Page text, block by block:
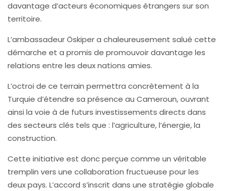
davantage d’acteurs économiques étrangers sur son
territoire.
L’ambassadeur Öskiper a chaleureusement salué cette
démarche et a promis de promouvoir davantage les
relations entre les deux nations amies.
L’octroi de ce terrain permettra concrètement à la
Turquie d’étendre sa présence au Cameroun, ouvrant
ainsi la voie à de futurs investissements directs dans
des secteurs clés tels que : l’agriculture, l’énergie, la
construction.
Cette initiative est donc perçue comme un véritable
tremplin vers une collaboration fructueuse pour les
deux pays. L’accord s’inscrit dans une stratégie globale